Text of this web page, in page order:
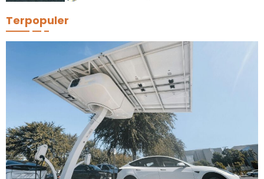
Terpopuler